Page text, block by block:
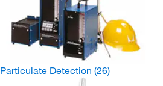
Particulate Detection (26)